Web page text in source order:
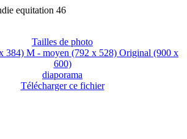
equitation 46
Tailles de photo
384) M - moyen (792 x 528) Original (900 x
600)
diaporama
Télécharger ce fichier